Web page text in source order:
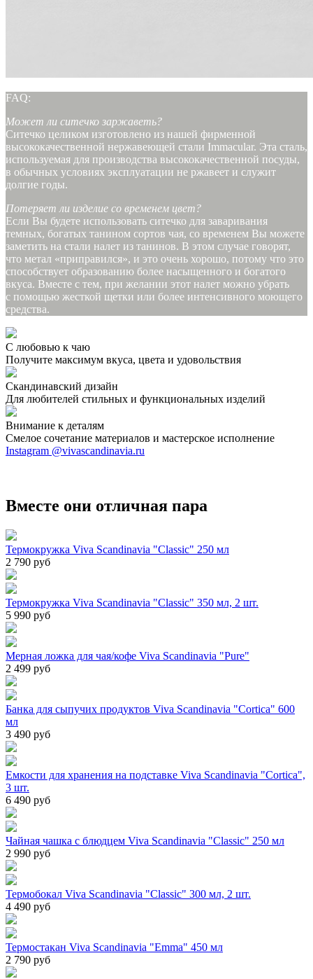
FAQ:
Может ли ситечко заржаветь?
Ситечко целиком изготовлено из нашей фирменной
высококачественной нержавеющей стали Immacular. Эта сталь,
используемая для производства высококачественной посуды,
в обычных условиях эксплуатации не ржавеет и служит
долгие годы.
Потеряет ли изделие со временем цвет?
Если Вы будете использовать ситечко для заваривания
темных, богатых танином сортов чая, со временем Вы можете
заметить на стали налет из танинов. В этом случае говорят,
что метал «приправился», и это очень хорошо, потому что это
способствует образованию более насыщенного и богатого
вкуса. Вместе с тем, при желании этот налет можно убрать
с помощью жесткой щетки или более интенсивного моющего
средства.
С любовью к чаю
Получите максимум вкуса, цвета и удовольствия
Скандинавский дизайн
Для любителей стильных и функциональных изделий
Внимание к деталям
Смелое сочетание материалов и мастерское исполнение
Instagram @vivascandinavia.ru
Вместе они отличная пара
Термокружка Viva Scandinavia "Classic" 250 мл
2 790 руб
Термокружка Viva Scandinavia "Classic" 350 мл, 2 шт.
5 990 руб
Мерная ложка для чая/кофе Viva Scandinavia "Pure"
2 499 руб
Банка для сыпучих продуктов Viva Scandinavia "Cortica" 600
мл
3 490 руб
Емкости для хранения на подставке Viva Scandinavia "Cortica",
3 шт.
6 490 руб
Чайная чашка с блюдцем Viva Scandinavia "Classic" 250 мл
2 990 руб
Термобокал Viva Scandinavia "Classic" 300 мл, 2 шт.
4 490 руб
Термостакан Viva Scandinavia "Emma" 450 мл
2 790 руб